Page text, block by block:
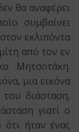
θα αναφέρει
συμβαίνει
εκλιπόντα
από τον εν
Μητσοτάκη.
μια εικόνα
διάσταση,
γιατί ο
ήταν ένας